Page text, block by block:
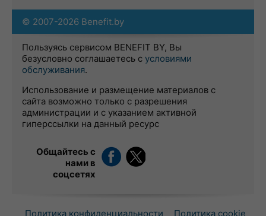
© 2007-2026 Benefit.by
Пользуясь сервисом BENEFIT BY, Вы
безусловно соглашаетесь с условиями
обслуживания.
Использование и размещение материалов с
сайта возможно только с разрешения
администрации и с указанием активной
гиперссылки на данный ресурс
Общайтесь с
нами в
соцсетях
Политика конфиденциальности Политика cookie